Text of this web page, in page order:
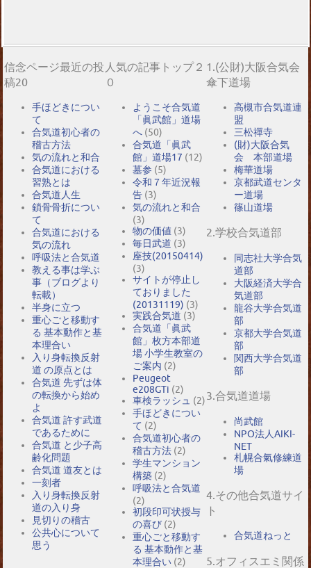
信念ページ最近の投
稿20
手ほどきについ
て
合気道初心者の
稽古方法
気の流れと和合
合気道における
習熟とは
合気道人生
鎖骨骨折につい
て
合気道における
気の流れ
呼吸法と合気道
教える事は学ぶ
事（ブログより
転載）
半身に立つ
重心ごと移動す
る 基本動作と基
本理合い
入り身転換反射
道 の原点とは
合気道 先ずは体
の転換から始め
よ
合気道 許す武道
であるために
合気道 と少子高
齢化問題
合気道 道友とは
一刻者
入り身転換反射
道の入り身
見切りの稽古
公共心について
思う
人気の記事トップ２
０
ようこそ合気道
「眞武館」道場
へ (50)
合気道「眞武
館」道場17 (12)
墓参 (5)
令和７年近況報
告 (3)
気の流れと和合
(3)
物の価値 (3)
毎日武道 (3)
座技(20150414)
(3)
サイトが停止し
ておりました
(20131119) (3)
実践合気道 (3)
合気道「眞武
館」枚方本部道
場 小学生教室の
ご案内 (2)
Peugeot
e208GTi (2)
車検ラッシュ (2)
手ほどきについ
て (2)
合気道初心者の
稽古方法 (2)
学生マンション
構築 (2)
呼吸法と合気道
(2)
初段印可状授与
の喜び (2)
重心ごと移動す
る 基本動作と基
本理合い (2)
1.(公財)大阪合気会
傘下道場
高槻市合気道連
盟
三松禪寺
(財)大阪合気
会 本部道場
梅華道場
京都武道センタ
ー道場
篠山道場
2.学校合気道部
同志社大学合気
道部
大阪経済大学合
気道部
龍谷大学合気道
部
京都大学合気道
部
関西大学合気道
部
3.合気道道場
尚武館
NPO法人AIKI-
NET
札幌合氣修練道
場
4.その他合気道サイ
ト
合気道ねっと
5.オフィスエミ関係